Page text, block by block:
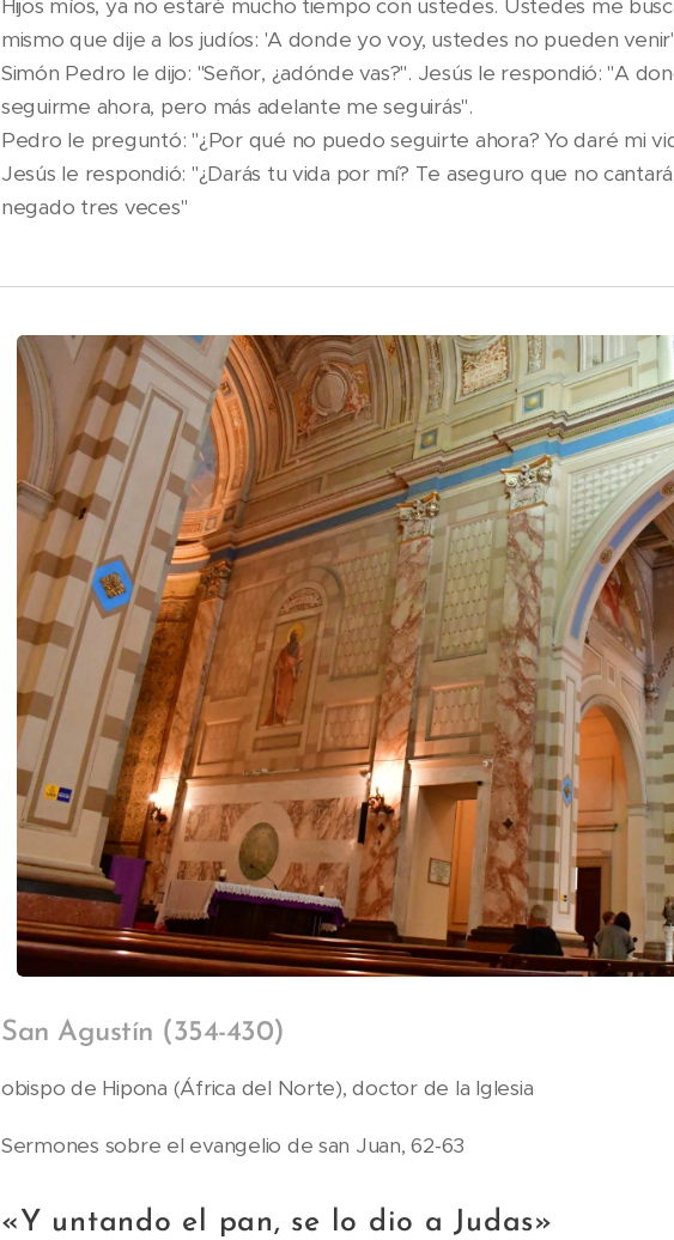
Hijos míos, ya no estaré mucho tiempo con ustedes. Ustedes me
mismo que dije a los judíos: 'A donde yo voy, ustedes no pueden
Simón Pedro le dijo: "Señor, ¿adónde vas?". Jesús le respondió: "A
seguirme ahora, pero más adelante me seguirás".
Pedro le preguntó: "¿Por qué no puedo seguirte ahora? Yo daré mi
Jesús le respondió: "¿Darás tu vida por mí? Te aseguro que no
negado tres veces"
San Agustín (354-430)
obispo de Hipona (África del Norte), doctor de la Iglesia
Sermones sobre el evangelio de san Juan, 62-63
«Y untando el pan, se lo dio a Judas»